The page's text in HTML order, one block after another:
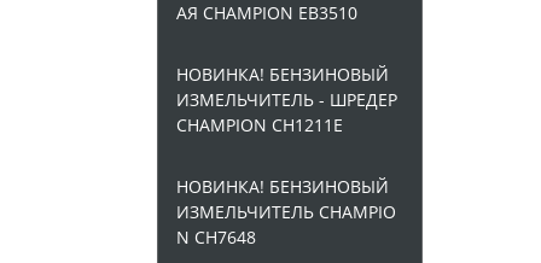
АЯ CHAMPION EB3510
НОВИНКА! БЕНЗИНОВЫЙ
ИЗМЕЛЬЧИТЕЛЬ - ШРЕДЕР
CHAMPION CH1211E
НОВИНКА! БЕНЗИНОВЫЙ
ИЗМЕЛЬЧИТЕЛЬ CHAMPIO
N CH7648